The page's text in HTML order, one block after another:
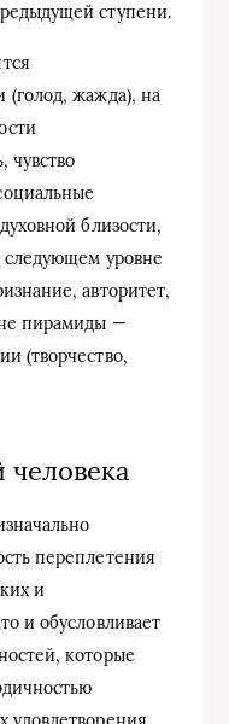
ступени.
(голод, жажда), на
чувство
близости,
уровне
авторитет,
пирамиды —
(творчество,
переплетения
и
и обусловливает
которые